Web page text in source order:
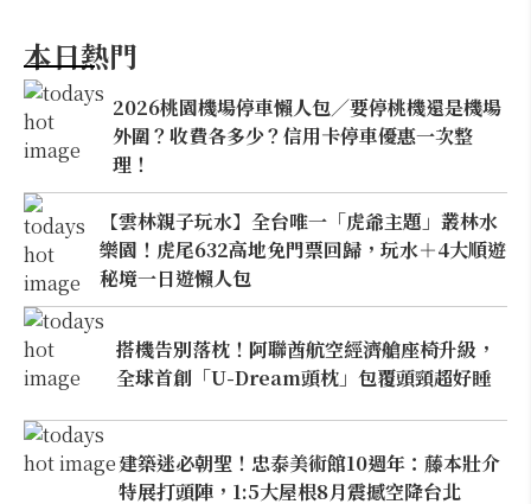
本日熱門
2026桃園機場停車懶人包／要停桃機還是機場
外圍？收費各多少？信用卡停車優惠一次整
理！
【雲林親子玩水】全台唯一「虎爺主題」叢林水
樂園！虎尾632高地免門票回歸，玩水＋4大順遊
秘境一日遊懶人包
搭機告別落枕！阿聯酋航空經濟艙座椅升級，
全球首創「U-Dream頭枕」包覆頭頸超好睡
建築迷必朝聖！忠泰美術館10週年：藤本壯介
特展打頭陣，1:5大屋根8月震撼空降台北